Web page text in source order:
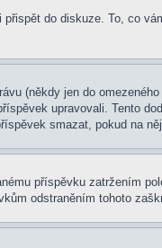
do diskuze. To, co
(někdy jen do
upravovali. Tento
smazat, pokud na
příspěvku zatržením
odstraněním tohoto